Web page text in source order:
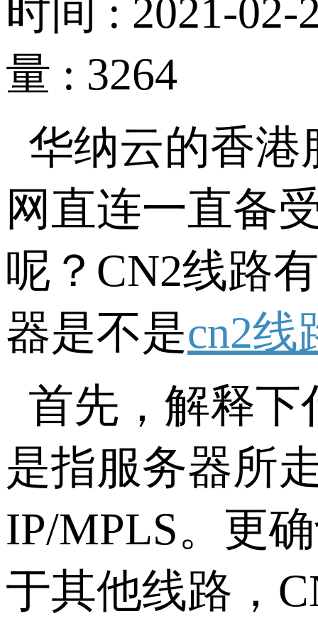
时间 : 2021-02-
量 : 3264
华纳云的香港
网直连一直备
呢？CN2线路
器是不是cn2线
首先，解释下
是指服务器所
IP/MPLS。更
于其他线路，